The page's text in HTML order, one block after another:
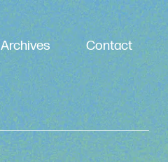
Archives Contact